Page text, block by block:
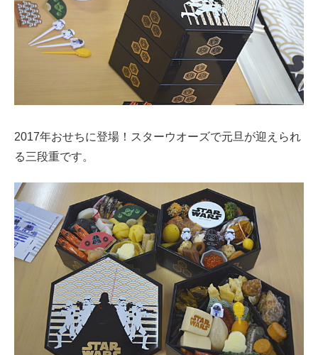
2017年おせちに登場！スターウオーズで元旦が迎えられ
る三段重です。